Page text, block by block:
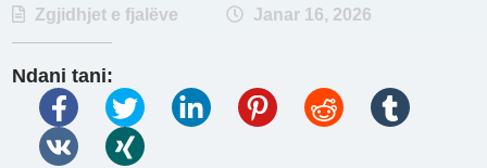
Zgjidhjet e fjalëve Janar 16, 2026
Ndani tani: